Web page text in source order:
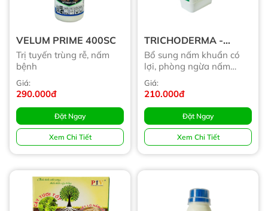
VELUM PRIME 400SC
Trị tuyến trùng rễ, nấm
bệnh
Giá:
290.000đ
Đặt Ngay
Xem Chi Tiết
TRICHODERMA -
NLU.TRI - 2L
Bổ sung nấm khuẩn có
lợi, phòng ngừa nấm
bệnh
Giá:
210.000đ
Đặt Ngay
Xem Chi Tiết